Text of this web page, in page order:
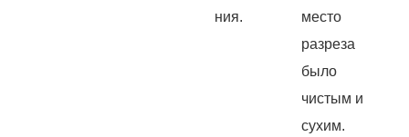
ния.
место
разреза
было
чистым и
сухим.